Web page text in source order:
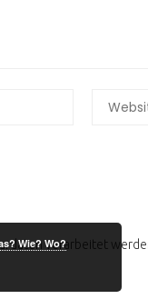
verarbeitet
Wie? Wo?